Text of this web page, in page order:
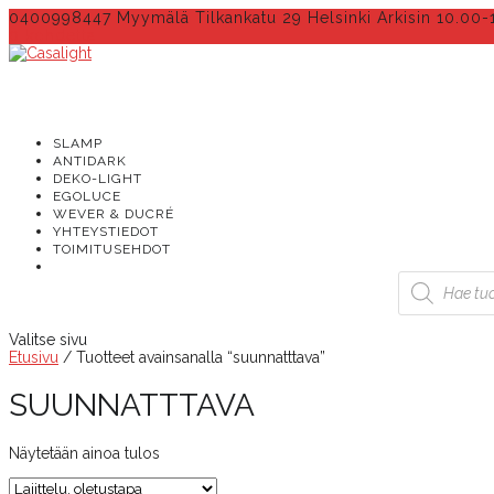
0400998447 Myymälä Tilkankatu 29 Helsinki Arkisin 10.00-
SLAMP
ANTIDARK
DEKO-LIGHT
EGOLUCE
WEVER & DUCRÉ
YHTEYSTIEDOT
TOIMITUSEHDOT
Products
search
Valitse sivu
Etusivu / Tuotteet avainsanalla “suunnatttava”
SUUNNATTTAVA
Näytetään ainoa tulos